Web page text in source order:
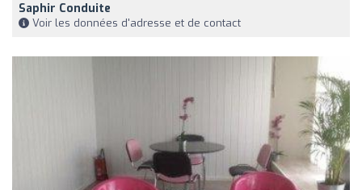
Saphir Conduite
Voir les données d'adresse et de contact